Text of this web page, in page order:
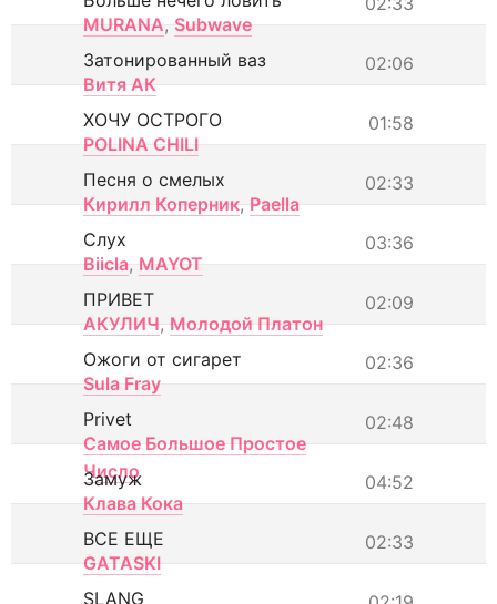
MURANA, Subwave
02:06
Затонированный ваз
Витя АК
01:58
ХОЧУ ОСТРОГО
POLINA CHILI
02:33
Песня о смелых
Кирилл Коперник, Paella
03:36
Слух
Biicla, MAYOT
02:09
ПРИВЕТ
АКУЛИЧ, Молодой Платон
02:36
Ожоги от сигарет
Sula Fray
02:48
Privet
Самое Большое Простое
Число
04:52
Замуж
Клава Кока
02:33
ВСЕ ЕЩЕ
GATASKI
SLANG